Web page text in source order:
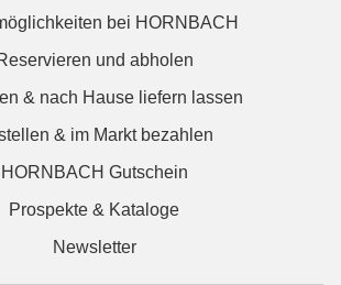
bei HORNBACH
und abholen
& nach Hause liefern lassen
& im Markt bezahlen
HORNBACH Gutschein
Prospekte & Kataloge
Newsletter